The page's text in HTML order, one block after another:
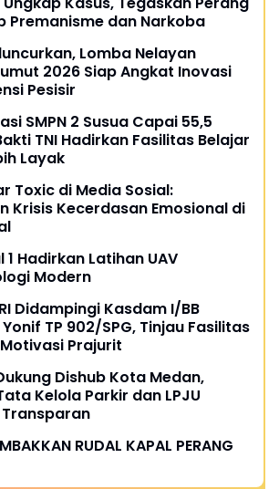
Premanisme dan Narkoba
Lomba Nelayan
2026 Siap Angkat Inovasi
Pesisir
SMPN 2 Susua Capai 55,5
TNI Hadirkan Fasilitas Belajar
Layak
Toxic di Media Sosial:
Krisis Kecerdasan Emosional di
1 Hadirkan Latihan UAV
Modern
Didampingi Kasdam I/BB
TP 902/SPG, Tinjau Fasilitas
Prajurit
Dishub Kota Medan,
Kelola Parkir dan LPJU
RUDAL KAPAL PERANG